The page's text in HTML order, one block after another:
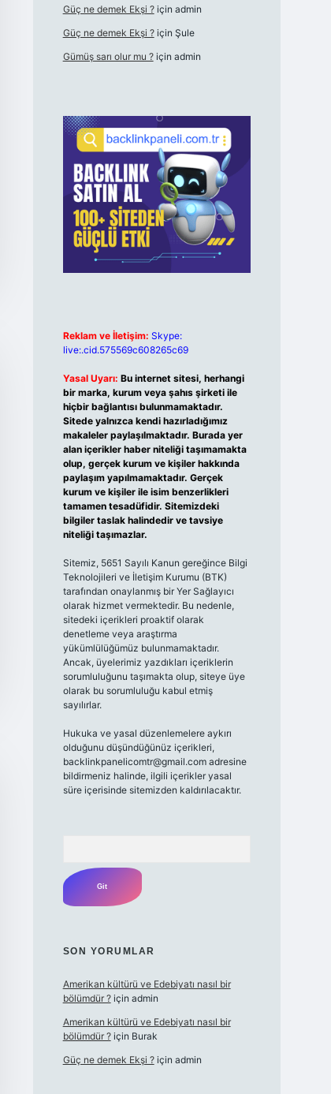
Güç ne demek Ekşi ?için admin
Güç ne demek Ekşi ?için Şule
Gümüş sarı olur mu ?için admin
Reklam ve İletişim: Skype:
live:.cid.575569c608265c69
Yasal Uyarı: Bu internet sitesi, herhangi
bir marka, kurum veya şahıs şirketi ile
hiçbir bağlantısı bulunmamaktadır.
Sitede yalnızca kendi hazırladığımız
makaleler paylaşılmaktadır. Burada yer
alan içerikler haber niteliği taşımamakta
olup, gerçek kurum ve kişiler hakkında
paylaşım yapılmamaktadır. Gerçek
kurum ve kişiler ile isim benzerlikleri
tamamen tesadüfidir. Sitemizdeki
bilgiler taslak halindedir ve tavsiye
niteliği taşımazlar.
Sitemiz, 5651 Sayılı Kanun gereğince Bilgi
Teknolojileri ve İletişim Kurumu (BTK)
tarafından onaylanmış bir Yer Sağlayıcı
olarak hizmet vermektedir. Bu nedenle,
sitedeki içerikleri proaktif olarak
denetleme veya araştırma
yükümlülüğümüz bulunmamaktadır.
Ancak, üyelerimiz yazdıkları içeriklerin
sorumluluğunu taşımakta olup, siteye üye
olarak bu sorumluluğu kabul etmiş
sayılırlar.
Hukuka ve yasal düzenlemelere aykırı
olduğunu düşündüğünüz içerikleri,
backlinkpanelicomtr@gmail.comadresine
bildirmeniz halinde, ilgili içerikler yasal
süre içerisinde sitemizden kaldırılacaktır.
SON YORUMLAR
Amerikan kültürü ve Edebiyatı nasıl bir
bölümdür ?için admin
Amerikan kültürü ve Edebiyatı nasıl bir
bölümdür ?için Burak
Güç ne demek Ekşi ?için admin